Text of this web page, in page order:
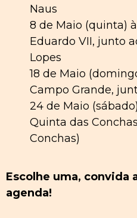
Naus
8 de Maio (quinta)
Eduardo VII, junto
Lopes
18 de Maio
Campo Grande,
24 de Maio
Quinta das
Conchas)
Escolhe uma, convida
agenda!